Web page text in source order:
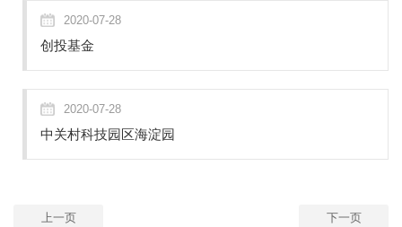
2020-07-28
创投基金
2020-07-28
中关村科技园区海淀园
上一页 下一页